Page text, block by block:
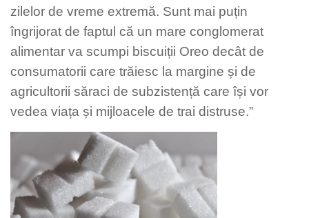
zilelor de vreme extremă. Sunt mai puțin
îngrijorat de faptul că un mare conglomerat
alimentar va scumpi biscuiții Oreo decât de
consumatorii care trăiesc la margine și de
agricultorii săraci de subzistență care își vor
vedea viața și mijloacele de trai distruse.”